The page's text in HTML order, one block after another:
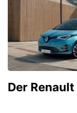
Der Renault